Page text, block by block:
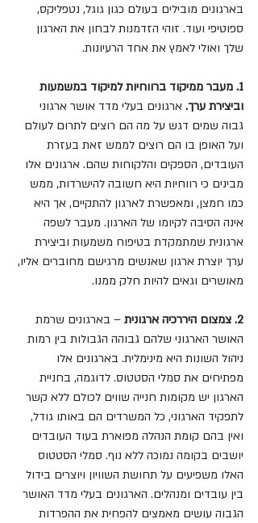
בארגונים מובילים בעולם כגון גוגל, נטפליקס,
ספוטיפי ועוד. זוהי הזדמנות לבחון את הארגון
שלך ואולי לאמץ את אחד הרעיונות.
1. מעבר ממיקוד ברווחיות למיקוד במשמעות
וביצירת ערך. ארגונים בעלי מדד אושר ארגוני
גבוה שמים דגש על מה הם רוצים לתרום לעולם
ועל האופן בו הם רוצים לממש זאת בעזרת
העובדים, הספקים והלקוחות שהם. ארגונים אלו
מבינים כי רווחיות היא חשובה להישרדות, ממש
כמו חמצן, ומאפשרת לארגון להתקיים, אך היא
אינה הסיבה לקיומו של הארגון. מעבר לשפה
ארגונית שמתמקדת בטיפוח משמעות וביצירת
ערך יוצרת ארגון שאנשים מרגישם מחוברים אליו,
מאושרים וגאים להיות חלק ממנו.
2. צמצום היררכיה ארגונית
– בארגונים שרמת
האושר הארגוני שלהם גבוהה הגבולות בין רמות
ניהול השונות היא מינימלית. בארגונים אלו
מפתיחים את סמלי הסטטוס. לדוגמה, בחניית
הארגון יש מקומות חנייה שווים לכולם ללא קשר
לתפקיד הארגוני, כל המשרדים הם באותו גודל,
ואין בהם קומת הנהלה מפוארת בעוד העובדים
יושבים בקומה נמוכה ללא נוף. סמלי הסטטוס
האלו משפיעים על תחושת השוויון ויוצרים בידול
בין עובדים ומנהלים. הארגונים בעלי מדד האושר
הגבוה עושים מאמצים להפחית את ההפרדות